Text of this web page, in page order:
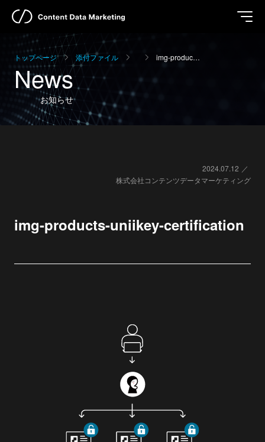
トップページ 添付ファイル img-produc…
News
お知らせ
2024.07.12
株式会社コンテンツデータマーケティング
img-products-uniikey-certification